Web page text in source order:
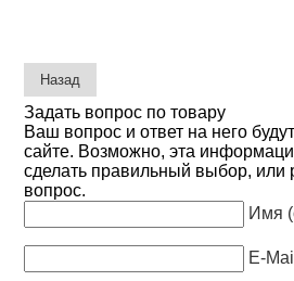
Задать вопрос по товару
Ваш вопрос и ответ на него
сайте. Возможно, эта
сделать правильный выбор, или
вопрос.
Имя
E-